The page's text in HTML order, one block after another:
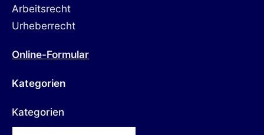
Arbeitsrecht
Urheberrecht
Online-Formular
Kategorien
Kategorien